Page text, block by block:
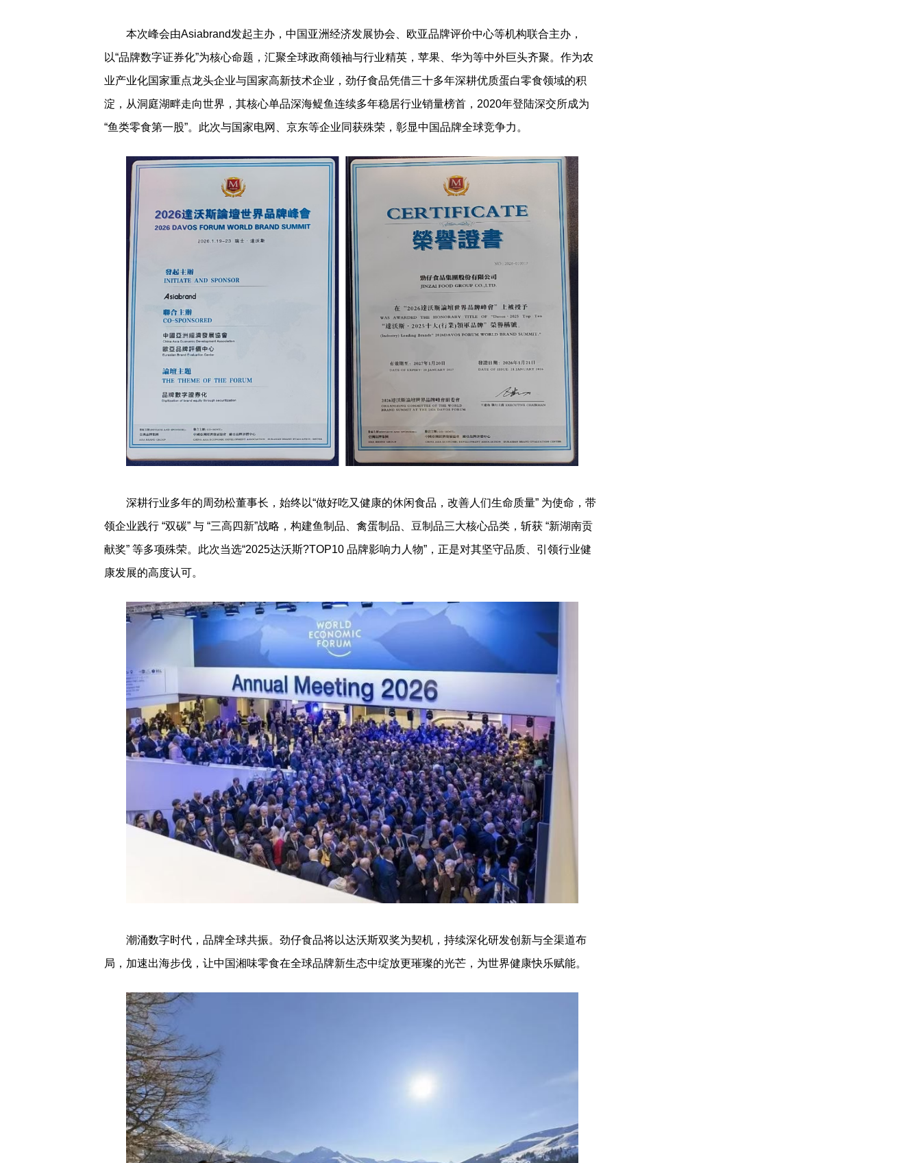
本次峰会由Asiabrand发起主办，中国亚洲经济发展协会、欧亚品牌评价中心等机构联合主办，
以“品牌数字证券化”为核心命题，汇聚全球政商领袖与行业精英，苹果、华为等中外巨头齐聚。作为农
业产业化国家重点龙头企业与国家高新技术企业，劲仔食品凭借三十多年深耕优质蛋白零食领域的积
淀，从洞庭湖畔走向世界，其核心单品深海鳀鱼连续多年稳居行业销量榜首，2020年登陆深交所成为
“鱼类零食第一股”。此次与国家电网、京东等企业同获殊荣，彰显中国品牌全球竞争力。
深耕行业多年的周劲松董事长，始终以“做好吃又健康的休闲食品，改善人们生命质量” 为使命，带
领企业践行 “双碳” 与 “三高四新”战略，构建鱼制品、禽蛋制品、豆制品三大核心品类，斩获 “新湖南贡
献奖” 等多项殊荣。此次当选“2025达沃斯?TOP10 品牌影响力人物”，正是对其坚守品质、引领行业健
康发展的高度认可。
潮涌数字时代，品牌全球共振。劲仔食品将以达沃斯双奖为契机，持续深化研发创新与全渠道布
局，加速出海步伐，让中国湘味零食在全球品牌新生态中绽放更璀璨的光芒，为世界健康快乐赋能。